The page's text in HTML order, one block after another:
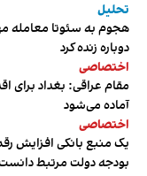
تحلیل
هجوم به سئوتا معامله
دوباره زنده کرد
اختصاصی
مقام عراقی: بغداد برای
آماده می‌شود
اختصاصی
یک منبع بانکی افزایش
بودجه دولت مرتبط